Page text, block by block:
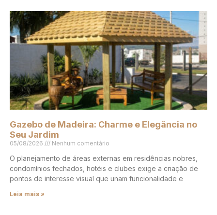
Gazebo de Madeira: Charme e Elegância no
Seu Jardim
05/08/2026 Nenhum comentário
O planejamento de áreas externas em residências nobres,
condomínios fechados, hotéis e clubes exige a criação de
pontos de interesse visual que unam funcionalidade e
Leia mais »